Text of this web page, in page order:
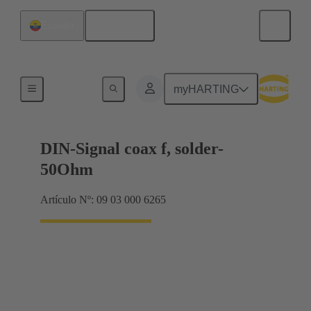
myHARTING
Terminación de placa madre a tarjeta hija
DIN-Signal coax f, solder-
50Ohm
Artículo Nº: 09 03 000 6265